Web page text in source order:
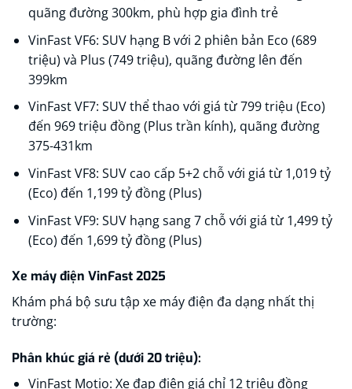
quãng đường 300km, phù hợp gia đình trẻ​
VinFast VF6: SUV hạng B với 2 phiên bản Eco (689
triệu) và Plus (749 triệu), quãng đường lên đến
399km​
VinFast VF7: SUV thể thao với giá từ 799 triệu (Eco)
đến 969 triệu đồng (Plus trần kính), quãng đường
375-431km​
VinFast VF8: SUV cao cấp 5+2 chỗ với giá từ 1,019 tỷ
(Eco) đến 1,199 tỷ đồng (Plus)​
VinFast VF9: SUV hạng sang 7 chỗ với giá từ 1,499 tỷ
(Eco) đến 1,699 tỷ đồng (Plus)​
Xe máy điện VinFast 2025
Khám phá bộ sưu tập xe máy điện đa dạng nhất thị
trường:​
Phân khúc giá rẻ (dưới 20 triệu):
VinFast Motio: Xe đạp điện giá chỉ 12 triệu đồng​